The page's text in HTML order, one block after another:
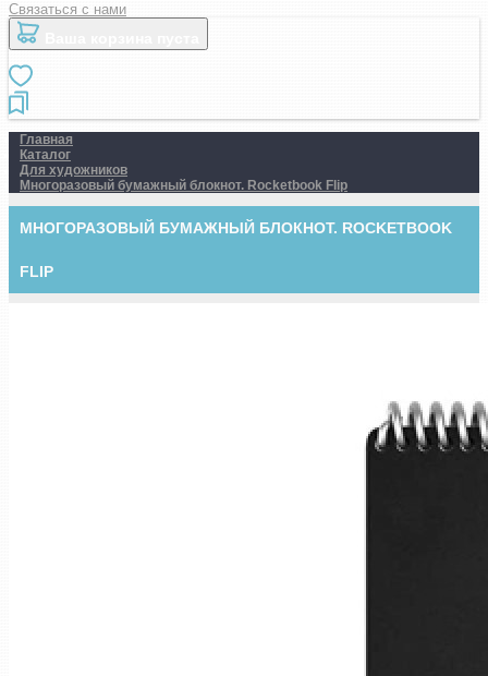
Связаться с нами
Главная
Каталог
Для художников
Многоразовый бумажный блокнот. Rocketbook Flip
МНОГОРАЗОВЫЙ БУМАЖНЫЙ БЛОКНОТ. ROCKETBOOK
FLIP